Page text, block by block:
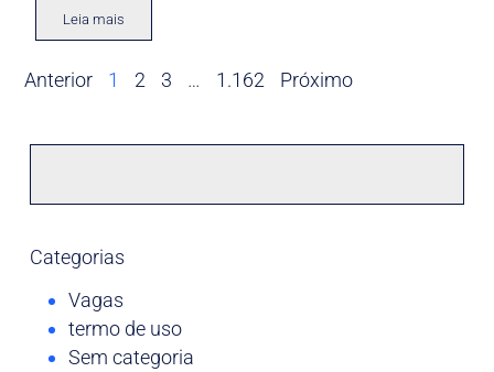
Leia mais
Anterior 1 2 3 … 1.162 Próximo
Categorias
Vagas
termo de uso
Sem categoria